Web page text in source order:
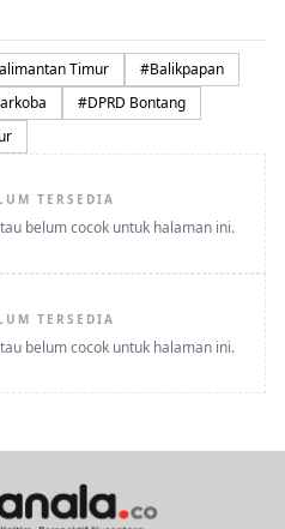
Timur #Balikpapan
#DPRD Bontang
TERSEDIA
belum cocok untuk halaman ini.
TERSEDIA
belum cocok untuk halaman ini.